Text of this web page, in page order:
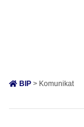
BIP > Komunikat